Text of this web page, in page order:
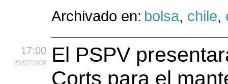
Archivado en: bolsa, chile,
17:00
23/07/2009
El PSPV
Corts para el